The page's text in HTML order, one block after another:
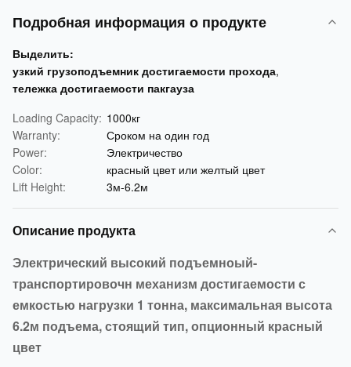
Подробная информация о продукте
Выделить:
узкий грузоподъемник достигаемости прохода,
тележка достигаемости пакгауза
Loading Capacity: 1000кг
Warranty:
Сроком на один год
Power:
Электричество
Color:
красный цвет или желтый цвет
Lift Height:
3м-6.2м
Описание продукта
Электрический высокий подъемноый-
транспортировочн механизм достигаемости с
емкостью нагрузки 1 тонна, максимальная высота
6.2м подъема, стоящий тип, опционный красный
цвет